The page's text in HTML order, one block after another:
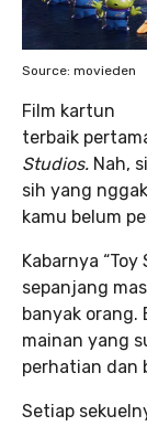
Source: movieden
Film kartun
terbaik
Studios. Nah,
sih yang
kamu belum
Kabarnya
sepanjang
banyak orang.
mainan yang
perhatian dan
Setiap